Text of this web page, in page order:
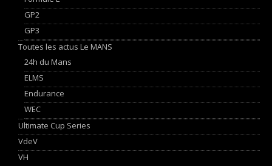
GP2
GP3
Toutes les actus Le MANS
24h du Mans
ELMS
Endurance
WEC
Ultimate Cup Series
VdeV
VH